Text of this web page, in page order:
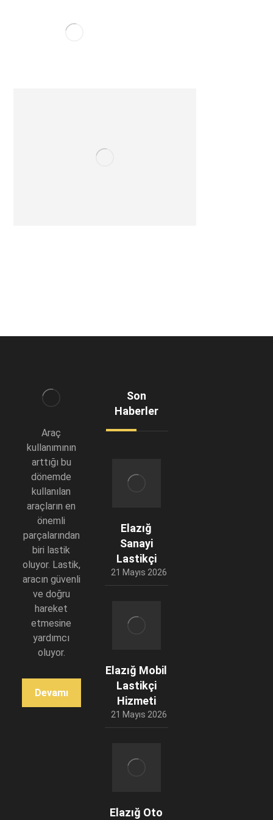
Araç
kullanımının
arttığı bu
dönemde
kullanılan
araçların en
önemli
parçalarından
biri lastik
oluyor. Lastik,
aracın güvenli
ve doğru
hareket
etmesine
yardımcı
oluyor.
Devamı
Son
Haberler
Elazığ
Sanayi
Lastikçi
21 Mayıs 2026
Elazığ Mobil
Lastikçi
Hizmeti
21 Mayıs 2026
Elazığ Oto